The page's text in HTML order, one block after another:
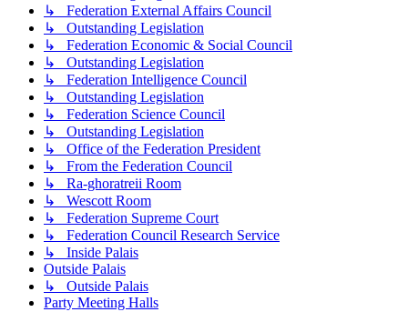
↳ Federation External Affairs Council
↳ Outstanding Legislation
↳ Federation Economic & Social Council
↳ Outstanding Legislation
↳ Federation Intelligence Council
↳ Outstanding Legislation
↳ Federation Science Council
↳ Outstanding Legislation
↳ Office of the Federation President
↳ From the Federation Council
↳ Ra-ghoratreii Room
↳ Wescott Room
↳ Federation Supreme Court
↳ Federation Council Research Service
↳ Inside Palais
Outside Palais
↳ Outside Palais
Party Meeting Halls